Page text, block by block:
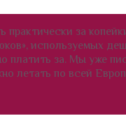
за
используемых
платить за. Мы уже
летать по всей